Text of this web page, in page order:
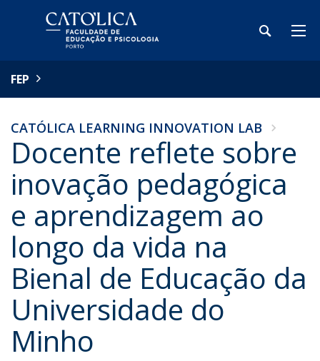
FEP
CATÓLICA LEARNING INNOVATION LAB
Docente reflete sobre
inovação pedagógica
e aprendizagem ao
longo da vida na
Bienal de Educação da
Universidade do
Minho